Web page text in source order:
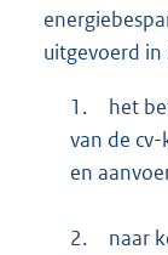
uitgevoerd
1.
het
van de
en
2.
naar